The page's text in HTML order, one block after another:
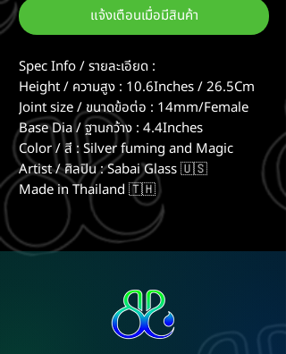
แจ้งเตือนเมื่อมีสินค้า
Spec Info / รายละเอียด :
Height / ความสูง : 10.6Inches / 26.5Cm
Joint size / ขนาดข้อต่อ : 14mm/Female
Base Dia / ฐานกว้าง : 4.4Inches
Color / สี : Silver fuming and Magic
Artist / ศิลปิน : Sabai Glass 🇺🇸
Made in Thailand 🇹🇭